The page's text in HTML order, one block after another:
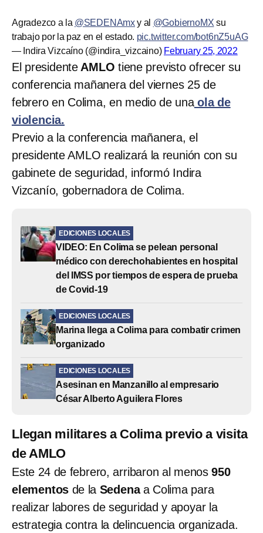
Agradezco a la @SEDENAmxy al @GobiernoMX su
trabajo por la paz en el estado. pic.twitter.com/bot6nZ5uAG
— Indira Vizcaíno (@indira_vizcaino) February 25, 2022
El presidente AMLO tiene previsto ofrecer su
conferencia mañanera del viernes 25 de
febrero en Colima, en medio de unaola de
violencia.
Previo a la conferencia mañanera, el
presidente AMLO realizará la reunión con su
gabinete de seguridad, informó Indira
Vizcanío, gobernadora de Colima.
EDICIONES LOCALES
VIDEO: En Colima se pelean personal
médico con derechohabientes en hospital
del IMSS por tiempos de espera de prueba
de Covid-19
EDICIONES LOCALES
Marina llega a Colima para combatir crimen
organizado
EDICIONES LOCALES
Asesinan en Manzanillo al empresario
César Alberto Aguilera Flores
Llegan militares a Colima previo a visita
de AMLO
Este 24 de febrero, arribaron al menos950
elementos de la Sedenaa Colima para
realizar labores de seguridad y apoyar la
estrategia contra la delincuencia organizada.